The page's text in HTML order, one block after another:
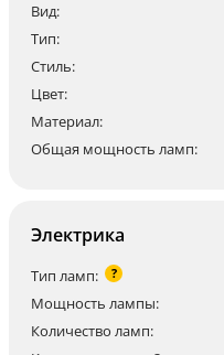
Вид:
Тип:
Стиль:
Цвет:
Материал:
Общая мощность ламп:
Электрика
Тип ламп: ?
Мощность лампы:
Количество ламп: